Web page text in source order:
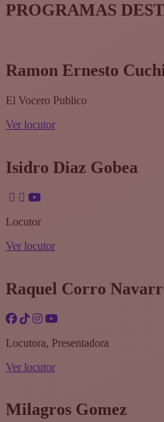
PROGRAMAS
Ramon Ernesto
El Vocero Publico
Ver locutor
Isidro Diaz Gobea
Locutor
Ver locutor
Raquel Corro
Locutora, Presentadora
Ver locutor
Milagros Gomez